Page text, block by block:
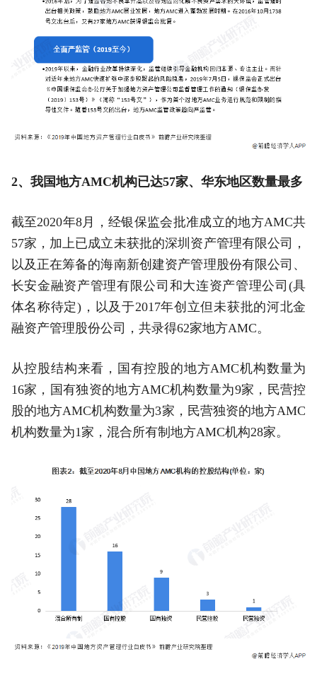
2、我国地方AMC机构已达57家、华东地区数量最多
截至2020年8月，经银保监会批准成立的地方AMC共
57家，加上已成立未获批的深圳资产管理有限公司，
以及正在筹备的海南新创建资产管理股份有限公司、
长安金融资产管理有限公司和大连资产管理公司(具
体名称待定)，以及于2017年创立但未获批的河北金
融资产管理股份公司，共录得62家地方AMC。
从控股结构来看，国有控股的地方AMC机构数量为
16家，国有独资的地方AMC机构数量为9家，民营控
股的地方AMC机构数量为3家，民营独资的地方AMC
机构数量为1家，混合所有制地方AMC机构28家。